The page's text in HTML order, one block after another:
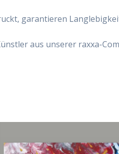
garantieren
aus unserer raxxa-